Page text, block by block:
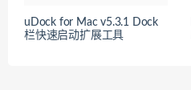
uDock for Mac v5.3.1 Dock
栏快速启动扩展工具